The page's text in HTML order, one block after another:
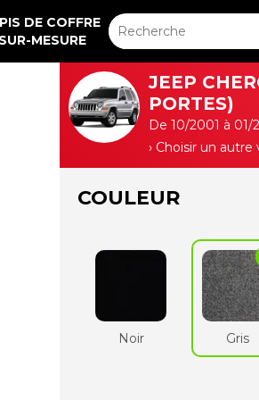
JEEP
PORTES)
De 10/2001 à 01/
› Choisir un autre
COULEUR
Noir Gris
DE COFFRE
SUR-MESURE